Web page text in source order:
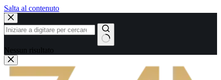
Salta al contenuto
Nessun risultato